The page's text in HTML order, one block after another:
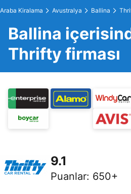
Araba Kiralama Avustralya Ballina
Ballina
Thrifty firması
9.1
Puanlar: 650+